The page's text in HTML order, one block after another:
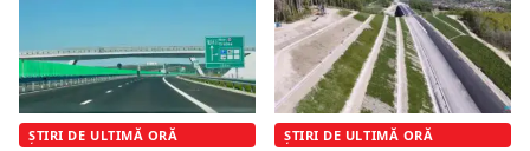
ȘTIRI DE ULTIMĂ ORĂ ȘTIRI DE ULTIMĂ ORĂ